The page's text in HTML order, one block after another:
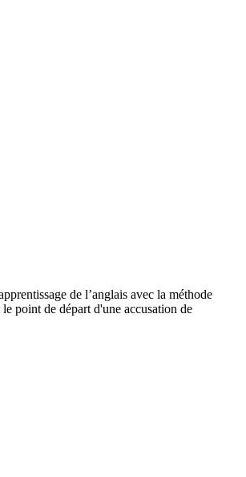
de l’anglais avec la méthode
point de départ d'une accusation de